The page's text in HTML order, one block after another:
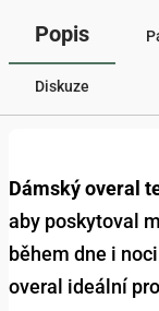
Popis
Diskuze
Dámský overal
aby poskytoval
během dne i
overal ideální